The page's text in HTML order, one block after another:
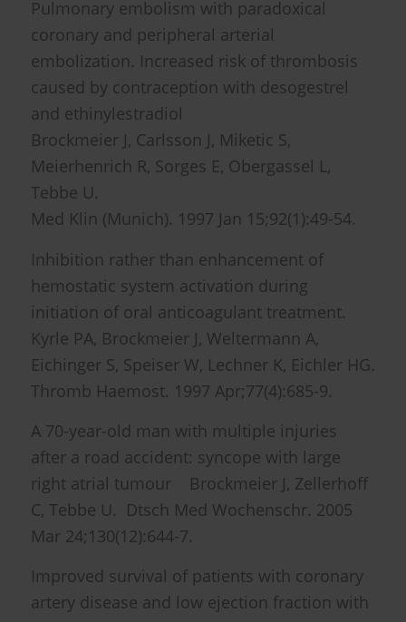
Pulmonary embolism with paradoxical
coronary and peripheral arterial
embolization. Increased risk of thrombosis
caused by contraception with desogestrel
and ethinylestradiol
Brockmeier J, Carlsson J, Miketic S,
Meierhenrich R, Sorges E, Obergassel L,
Tebbe U.
Med Klin (Munich). 1997 Jan 15;92(1):49-54.
Inhibition rather than enhancement of
hemostatic system activation during
initiation of oral anticoagulant treatment.
Kyrle PA, Brockmeier J, Weltermann A,
Eichinger S, Speiser W, Lechner K, Eichler HG.
Thromb Haemost. 1997 Apr;77(4):685-9.
A 70-year-old man with multiple injuries
after a road accident: syncope with large
right atrial tumour Brockmeier J, Zellerhoff
C, Tebbe U. Dtsch Med Wochenschr. 2005
Mar 24;130(12):644-7.
Improved survival of patients with coronary
artery disease and low ejection fraction with